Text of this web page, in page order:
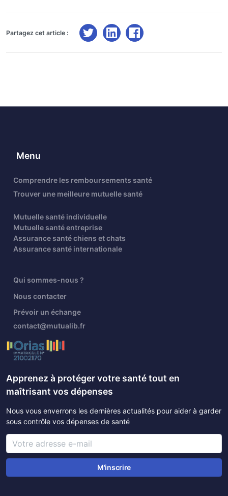
Partagez cet article :
Menu
Comprendre les remboursements santé
Trouver une meilleure mutuelle santé
Mutuelle santé individuelle
Mutuelle santé entreprise
Assurance santé chiens et chats
Assurance santé internationale
Qui sommes-nous ?
Nous contacter
Prévoir un échange
contact@mutualib.fr
Apprenez à protéger votre santé tout en
maîtrisant vos dépenses
Nous vous enverrons les dernières actualités pour aider à garder
sous contrôle vos dépenses de santé
M'inscrire